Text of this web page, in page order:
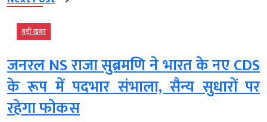
बड़ी खबर
जनरल NS राजा सुब्रमणि ने भारत के नए CDS
के रूप में पदभार संभाला, सैन्य सुधारों पर
रहेगा फोकस